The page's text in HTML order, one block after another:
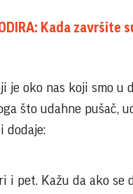
Kada završite
oko nas koji smo u
što udahne pušač,
dodaje:
i pet. Kažu da ako se